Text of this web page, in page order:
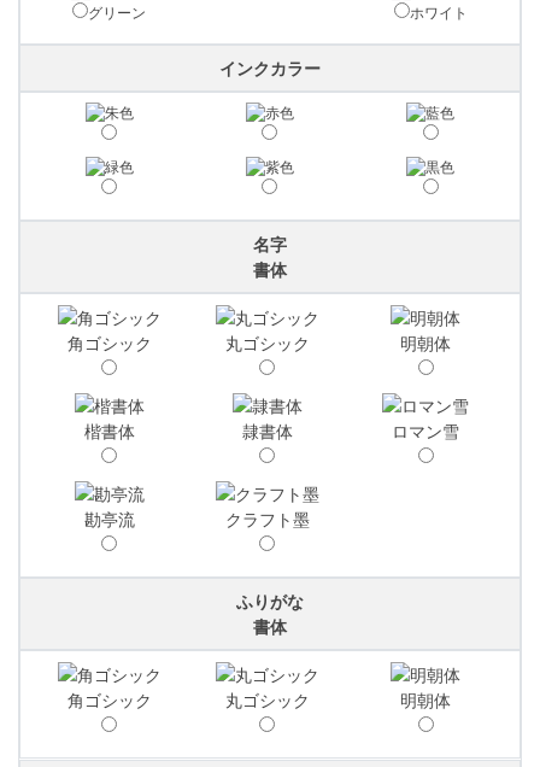
グリーン ホワイト
インクカラー
名字
書体
角ゴシック 丸ゴシック 明朝体
楷書体 隷書体 ロマン雪
勘亭流 クラフト墨
ふりがな
書体
角ゴシック 丸ゴシック 明朝体